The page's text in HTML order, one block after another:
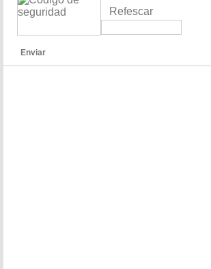
Refescar
Enviar